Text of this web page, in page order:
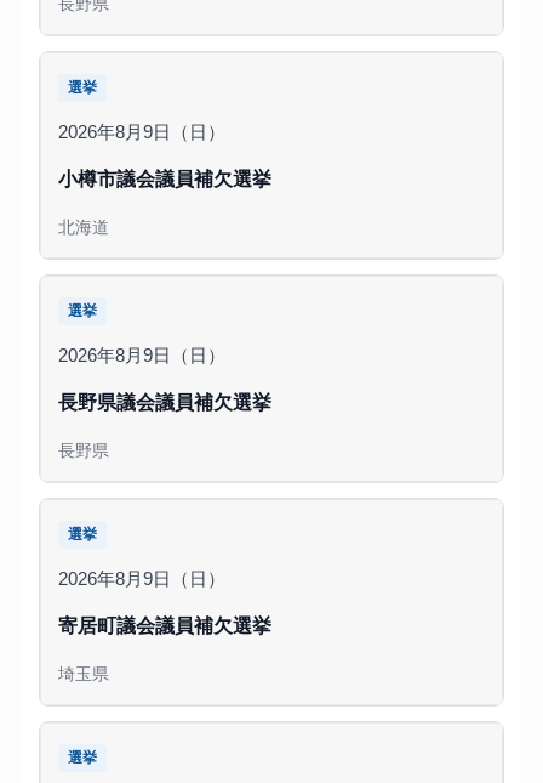
長野県
選挙
2026年8月9日（日）
小樽市議会議員補欠選挙
北海道
選挙
2026年8月9日（日）
長野県議会議員補欠選挙
長野県
選挙
2026年8月9日（日）
寄居町議会議員補欠選挙
埼玉県
選挙